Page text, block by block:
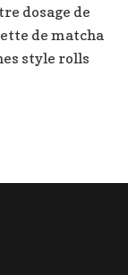
de
sésame
dosage de
de matcha
style rolls